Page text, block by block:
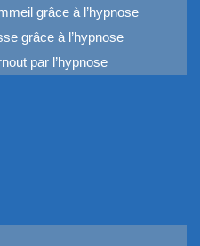
grâce à l’hypnose
grâce à l’hypnose
par l’hypnose